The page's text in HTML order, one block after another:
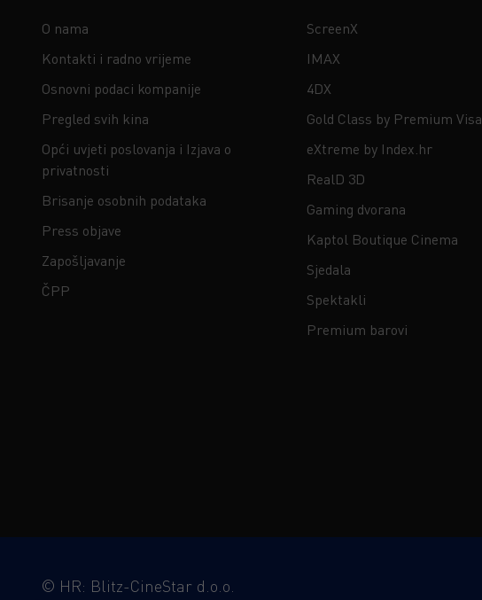
O nama
Kontakti i radno vrijeme
Osnovni podaci kompanije
Pregled svih kina
Opći uvjeti poslovanja i Izjava o
privatnosti
Brisanje osobnih podataka
Press objave
Zapošljavanje
ČPP
ScreenX
IMAX
4DX
Gold Class by Premium Visa
eXtreme by Index.hr
RealD 3D
Gaming dvorana
Kaptol Boutique Cinema
Sjedala
Spektakli
Premium barovi
© HR: Blitz-CineStar d.o.o.